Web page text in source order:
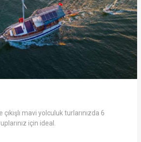
mavi yolculuk turlarınızda 6
için ideal.